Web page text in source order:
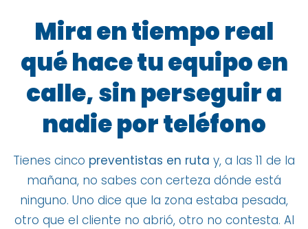
Mira en tiempo real
qué hace tu equipo en
calle, sin perseguir a
nadie por teléfono
Tienes cinco preventistas en ruta y, a las 11 de la
mañana, no sabes con certeza dónde está
ninguno. Uno dice que la zona estaba pesada,
otro que el cliente no abrió, otro no contesta. Al